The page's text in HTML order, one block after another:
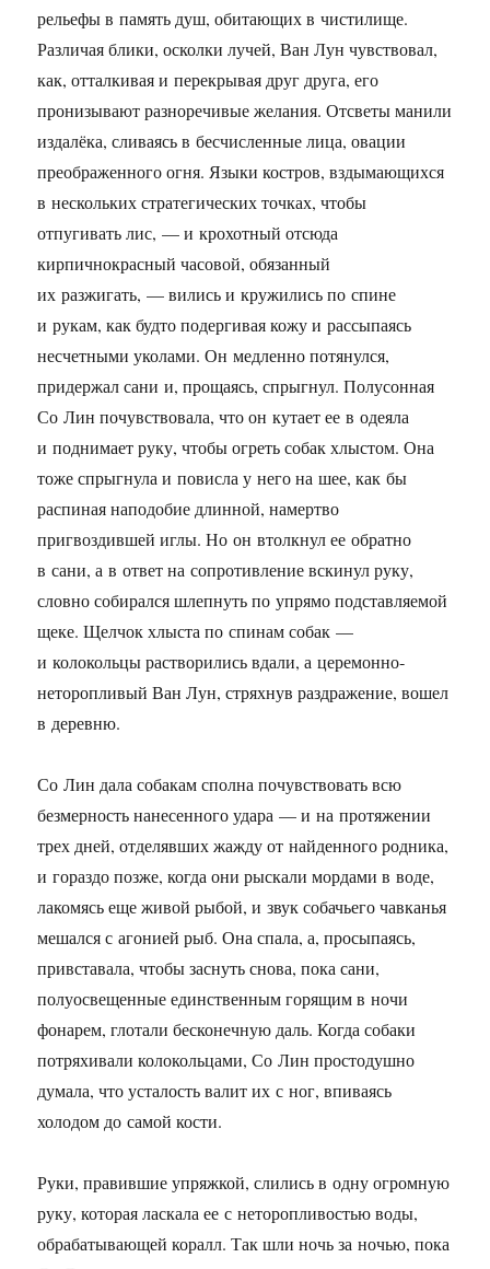
рельефы в память душ, обитающих в чистилище.
Различая блики, осколки лучей, Ван Лун чувствовал,
как, отталкивая и перекрывая друг друга, его
пронизывают разноречивые желания. Отсветы манили
издалёка, сливаясь в бесчисленные лица, овации
преображенного огня. Языки костров, вздымающихся
в нескольких стратегических точках, чтобы
отпугивать лис, — и крохотный отсюда
кирпичнокрасный часовой, обязанный
их разжигать, — вились и кружились по спине
и рукам, как будто подергивая кожу и рассыпаясь
несчетными уколами. Он медленно потянулся,
придержал сани и, прощаясь, спрыгнул. Полусонная
Со Лин почувствовала, что он кутает ее в одеяла
и поднимает руку, чтобы огреть собак хлыстом. Она
тоже спрыгнула и повисла у него на шее, как бы
распиная наподобие длинной, намертво
пригвоздившей иглы. Но он втолкнул ее обратно
в сани, а в ответ на сопротивление вскинул руку,
словно собирался шлепнуть по упрямо подставляемой
щеке. Щелчок хлыста по спинам собак —
и колокольцы растворились вдали, а церемонно­
неторопливый Ван Лун, стряхнув раздражение, вошел
в деревню.
Со Лин дала собакам сполна почувствовать всю
безмерность нанесенного удара — и на протяжении
трех дней, отделявших жажду от найденного родника,
и гораздо позже, когда они рыскали мордами в воде,
лакомясь еще живой рыбой, и звук собачьего чавканья
мешался с агонией рыб. Она спала, а, просыпаясь,
привставала, чтобы заснуть снова, пока сани,
полуосвещенные единственным горящим в ночи
фонарем, глотали бесконечную даль. Когда собаки
потряхивали колокольцами, Со Лин простодушно
думала, что усталость валит их с ног, впиваясь
холодом до самой кости.
Руки, правившие упряжкой, слились в одну огромную
руку, которая ласкала ее с неторопливостью воды,
обрабатывающей коралл. Так шли ночь за ночью, пока